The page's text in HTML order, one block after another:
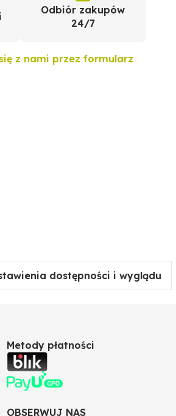
Odbiór zakupów
24/7
z nami przez formularz
dostępności i wyglądu
Metody płatności
OBSERWUJ NAS